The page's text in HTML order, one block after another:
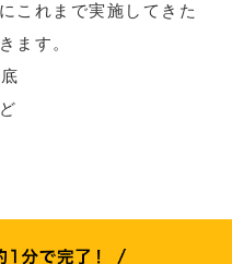
これまで実施してきた
ます。